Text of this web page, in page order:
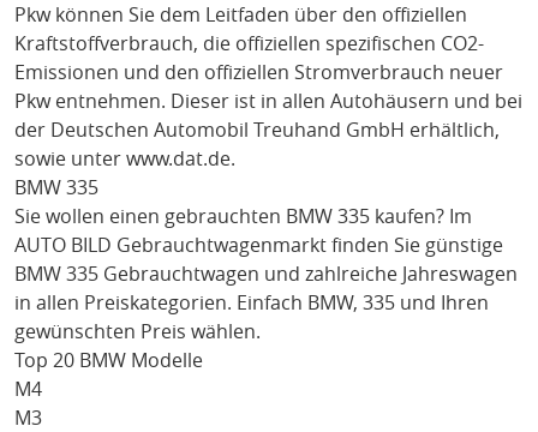
Pkw können Sie dem Leitfaden über den offiziellen
Kraftstoffverbrauch, die offiziellen spezifischen CO2-
Emissionen und den offiziellen Stromverbrauch neuer
Pkw entnehmen. Dieser ist in allen Autohäusern und bei
der Deutschen Automobil Treuhand GmbH erhältlich,
sowie unter www.dat.de.
BMW 335
Sie wollen einen gebrauchten BMW 335 kaufen? Im
AUTO BILD Gebrauchtwagenmarkt finden Sie günstige
BMW 335 Gebrauchtwagen und zahlreiche Jahreswagen
in allen Preiskategorien. Einfach BMW, 335 und Ihren
gewünschten Preis wählen.
Top 20 BMW Modelle
M4
M3